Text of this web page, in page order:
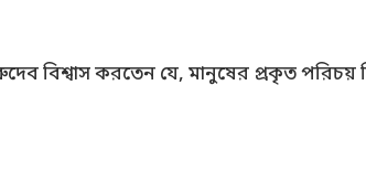
বিশ্বাস করতেন যে, মানুষের প্রকৃত পরিচয়